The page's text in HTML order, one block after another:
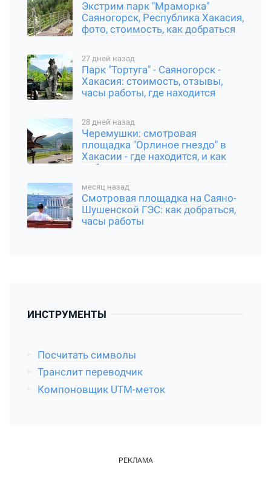
Экстрим парк "Мраморка"
Саяногорск, Республика Хакасия,
фото, стоимость, как добраться
27 дней назад
Парк "Тортуга" - Саяногорск -
Хакасия: стоимость, отзывы,
часы работы, где находится
28 дней назад
Черемушки: смотровая
площадка "Орлиное гнездо" в
Хакасии - где находится, и как
добраться
месяц назад
Смотровая площадка на Саяно-
Шушенской ГЭС: как добраться,
часы работы
ИНСТРУМЕНТЫ
Посчитать символы
Транслит переводчик
Компоновщик UTM-меток